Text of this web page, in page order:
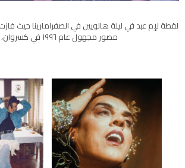
لقطة لإم عبد في ليلة هالويين في الصفرامارينا حيث فازت
مصور مجهول عام ١٩٩٦ في كسروان، لبنان